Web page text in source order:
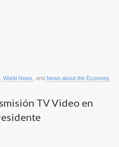
World News , and News about the Economy